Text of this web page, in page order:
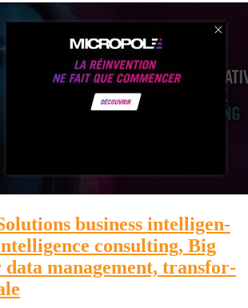
business in­telli­gen­
consulting, Big
data management, transfor­